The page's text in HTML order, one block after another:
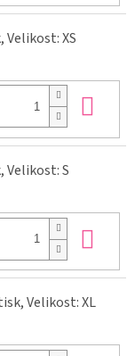
XS
S
Velikost: XL